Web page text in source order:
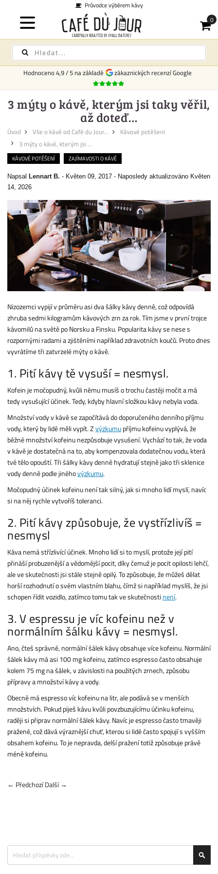
Průvodce výběrem kávy
Hodnoceno4,9/5 na základě zákaznických recenzí Google
3 mýty o kávě, kterým jsi taky věřil,
až doteď…
Úvod Vše o kávě od Café du Jour...
Kávové potěšení
3 mýty o kávě, kterým jsi ...
KÁVOVÉ POTĚŠENÍ ZAJÍMAVOSTI O KÁVĚ
Napsal Lennart B. - Květen 09, 2017 - Naposledy aktualizováno Květen
14, 2026
Nizozemci vypijí v průměru asi dva šálky kávy denně, což odpovídá
zhruba sedmi kilogramům kávových zrn za rok. Tím jsme v první trojce
kávomilů na světě po Norsku a Finsku. Popularita kávy se nese s
rozpornými radami a zjištěními například zdravotních koučů. Proto dnes
vyvrátíme tři zatvrzelé mýty o kávě.
1. Pití kávy tě vysuší = nesmysl.
Kofein je močopudný, kvůli němu musíš o trochu častěji močit a má
tedy vysušující účinek. Tedy, kdyby hlavní složkou kávy nebyla voda.
Množství vody v kávě se započítává do doporučeného denního příjmu
vody, který by lidé měli vypít. Zvýzkumupříjmu kofeinu vyplývá, že
běžné množství kofeinu nezpůsobuje vysušení. Vychází to tak, že voda
v kávě je dostatečná na to, aby kompenzovala dodatečnou vodu, která
tvé tělo opouští. Tři šálky kávy denně hydratují stejně jako tři sklenice
vody denně podle jinéhovýzkumu.
Močopudný účinek kofeinu není tak silný, jak si mnoho lidí myslí, navíc
si na něj rychle vytvoříš toleranci.
2. Pití kávy způsobuje, že vystřízlivíš =
nesmysl
Káva nemá střízlivící účinek. Mnoho lidí si to myslí, protože její pití
přináší probuzenější a vědomější pocit, díky čemuž je pocit opilosti lehčí,
ale ve skutečnosti jsi stále stejně opilý. To způsobuje, že můžeš dělat
horší rozhodnutí o svém vlastním blahu, čímž si například myslíš, že jsi
schopen řídit vozidlo, zatímco tomu tak ve skutečnosti není.
3. V espressu je víc kofeinu než v
normálním šálku kávy = nesmysl.
Ano, čteš správně, normální šálek kávy obsahuje více kofeinu. Normální
šálek kávy má asi 100 mg kofeinu, zatímco espresso často obsahuje
kolem 75 mg na šálek, v závislosti na použitých zrnech, způsobu
přípravy a množství kávy a vody.
Obecně má espresso víc kofeinu na litr, ale podává se v menších
množstvích. Pokud piješ kávu kvůli povzbuzujícímu účinku kofeinu,
raději si připrav normální šálek kávy. Navíc je espresso často tmavěji
pražené, což dává výraznější chuť, kterou si lidé často spojují s vyšším
obsahem kofeinu. To je nepravda, delší pražení totiž způsobuje právě
méně kofeinu.
← PředchozíDalší →
Search